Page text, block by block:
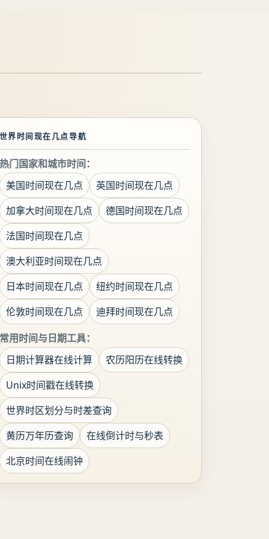
界时间现在几点导航
门国家和城市时间：
美国时间现在几点
英国时间现在几点
加拿大时间现在几点
德国时间现在几点
法国时间现在几点
澳大利亚时间现在几点
日本时间现在几点
纽约时间现在几点
伦敦时间现在几点
迪拜时间现在几点
用时间与日期工具：
日期计算器在线计算
农历阳历在线转换
Unix时间戳在线转换
世界时区划分与时差查询
黄历万年历查询
在线倒计时与秒表
北京时间在线闹钟